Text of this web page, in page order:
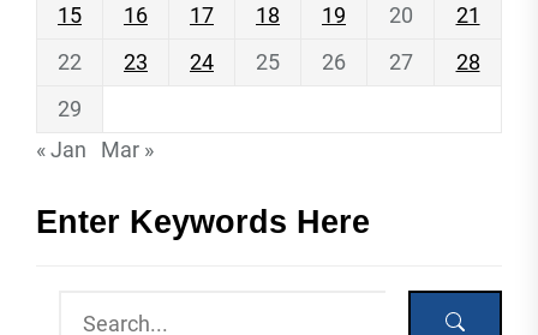
15
16 17 18 19 20
21
22
23 24 25 26 27
28
29
« Jan
Mar »
Enter Keywords Here